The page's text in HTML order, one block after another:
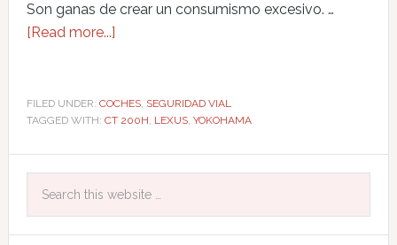
Son ganas de crear un consumismo excesivo. …
[Read more...]
FILED UNDER: COCHES, SEGURIDAD VIAL
TAGGED WITH: CT 200H, LEXUS, YOKOHAMA